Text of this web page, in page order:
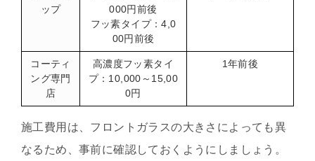
ップ
000円前後
フッ素タイプ：4,0
00円前後
コーティ
ング専門
店
高濃度フッ素タイ
プ：10,000～15,00
0円
1年前後
施工費用は、フロントガラスの大きさによっても異
なるため、事前に確認しておくようにしましょう。